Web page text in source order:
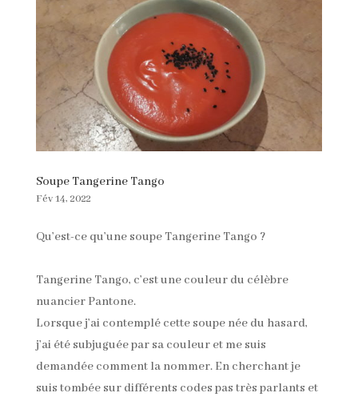
Soupe Tangerine Tango
Fév 14, 2022
Qu’est-ce qu’une soupe Tangerine Tango ?
Tangerine Tango, c’est une couleur du célèbre
nuancier Pantone.
Lorsque j’ai contemplé cette soupe née du hasard,
j’ai été subjuguée par sa couleur et me suis
demandée comment la nommer. En cherchant je
suis tombée sur différents codes pas très parlants et